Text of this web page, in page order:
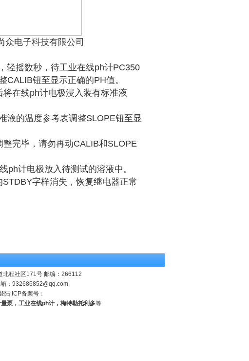
电子科技有限公司
轻摇数秒，待工业在线ph计PC350
钮至显示正确的PH值。
在线ph计电极浸入装有标准液
液的温度参考表调整SLOPE钮至显
完毕，请勿再动CALIB和SLOPE
ph计电极放入待测试的溶液中。
字样消失，恢复继电器正常
程社区171号 邮编：266112
： 932686852@qq.com
陆 ICP备案号：
泵，工业在线ph计，梅特勒托利多等